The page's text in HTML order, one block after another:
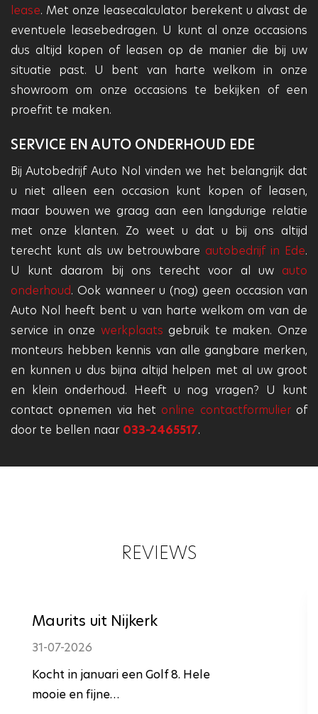
lease. Met onze leasecalculator berekent u alvast de
eventuele leasebedragen. U kunt al onze occasions
dus altijd kopen of leasen op de manier die bij uw
situatie past. U bent van harte welkom in onze
showroom om onze occasions te bekijken of een
proefrit te maken.
SERVICE EN AUTO ONDERHOUD EDE
Bij Autobedrijf Auto Nol vinden we het belangrijk dat
u niet alleen een occasion kunt kopen of leasen,
maar bouwen we graag aan een langdurige relatie
met onze klanten. Zo weet u dat u bij ons altijd
terecht kunt als uw betrouwbare autobedrijf in Ede.
U kunt daarom bij ons terecht voor al uw auto
onderhoud. Ook wanneer u (nog) geen occasion van
Auto Nol heeft bent u van harte welkom om van de
service in onze werkplaats gebruik te maken. Onze
monteurs hebben kennis van alle gangbare merken,
en kunnen u dus bijna altijd helpen met al uw groot
en klein onderhoud. Heeft u nog vragen? U kunt
contact opnemen via het online contactformulierof
door te bellen naar 033-2465517.
REVIEWS
Maurits uit Nijkerk
31-07-2026
Kocht in januari een Golf 8. Hele
mooie en fijne…